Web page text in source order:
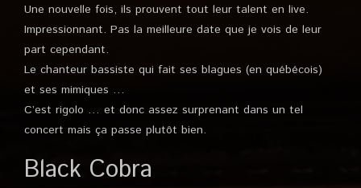
Une nouvelle fois, ils prouvent tout leur talent en live.
Impressionnant. Pas la meilleure date que je vois de leur
part cependant.
Le chanteur bassiste qui fait ses blagues (en québécois)
et ses mimiques …
C’est rigolo … et donc assez surprenant dans un tel
concert mais ça passe plutôt bien.
Black Cobra